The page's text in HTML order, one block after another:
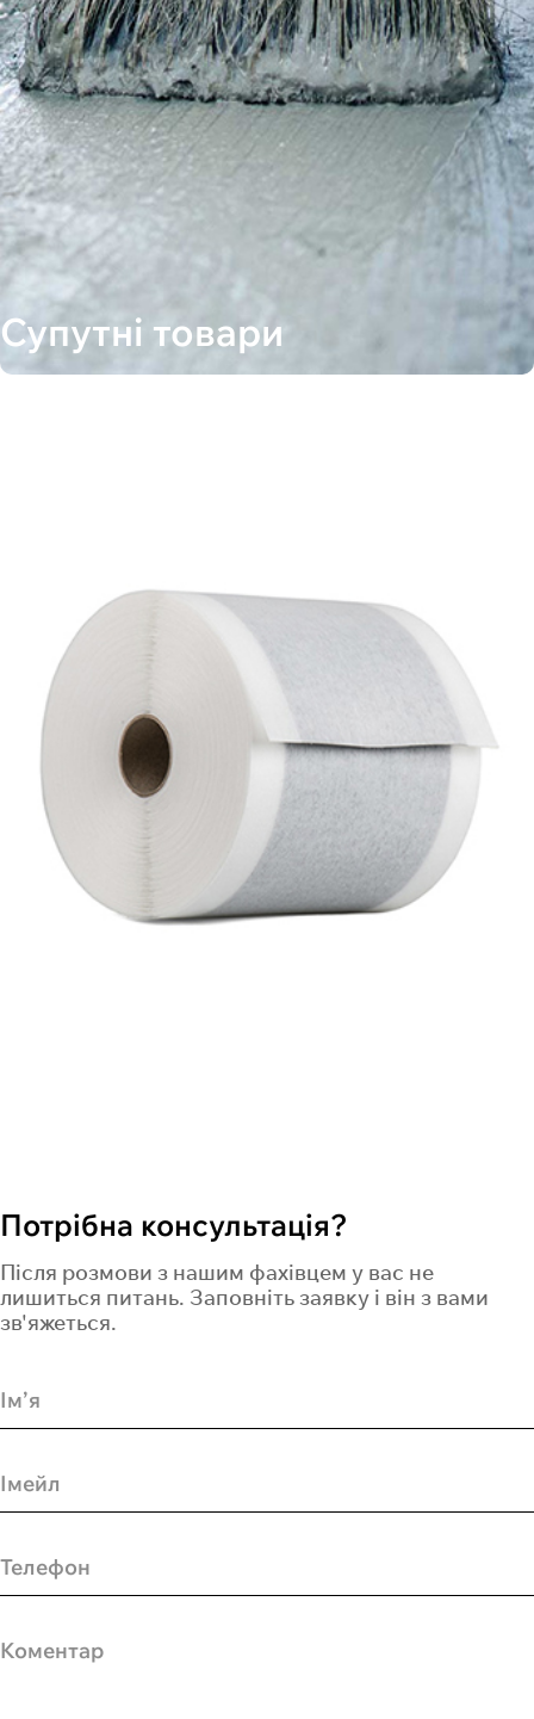
Супутні товари
Потрібна консультація?
Після розмови з нашим фахівцем у вас не
лишиться питань. Заповніть заявку і він з вами
зв'яжеться.
Ім’я
Імейл
Телефон
Коментар